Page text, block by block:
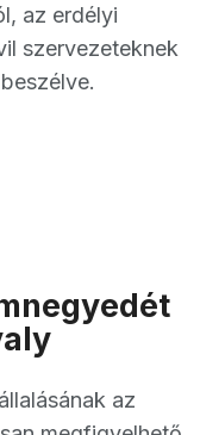
az erdélyi
szervezeteknek
az